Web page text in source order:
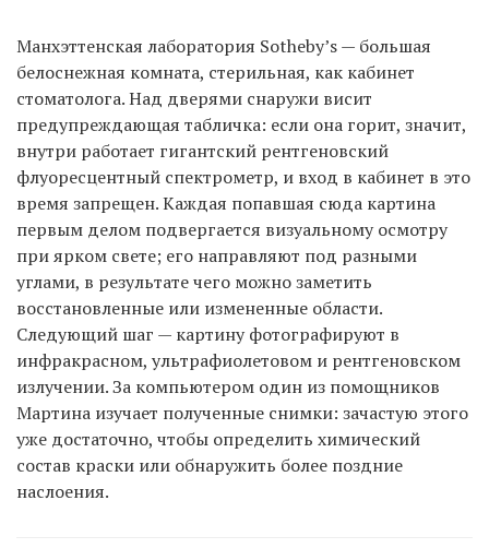
Манхэттенская лаборатория Sotheby’s — большая
белоснежная комната, стерильная, как кабинет
стоматолога. Над дверями снаружи висит
предупреждающая табличка: если она горит, значит,
внутри работает гигантский рентгеновский
флуоресцентный спектрометр, и вход в кабинет в это
время запрещен. Каждая попавшая сюда картина
первым делом подвергается визуальному осмотру
при ярком свете; его направляют под разными
углами, в результате чего можно заметить
восстановленные или измененные области.
Следующий шаг — картину фотографируют в
инфракрасном, ультрафиолетовом и рентгеновском
излучении. За компьютером один из помощников
Мартина изучает полученные снимки: зачастую этого
уже достаточно, чтобы определить химический
состав краски или обнаружить более поздние
наслоения.